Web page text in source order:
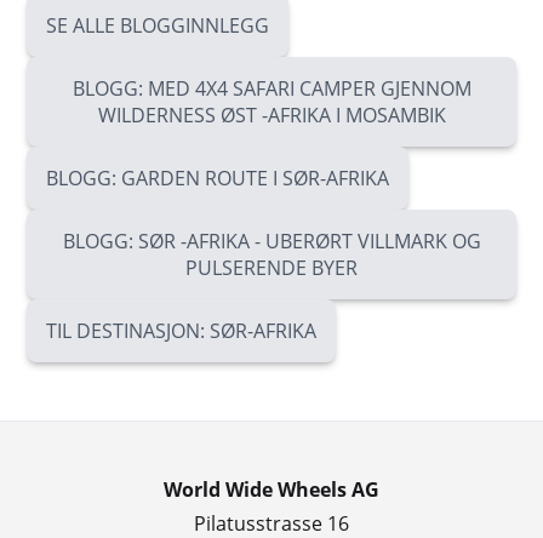
SE ALLE BLOGGINNLEGG
BLOGG: MED 4X4 SAFARI CAMPER GJENNOM
WILDERNESS ØST -AFRIKA I MOSAMBIK
BLOGG: GARDEN ROUTE I SØR-AFRIKA
BLOGG: SØR -AFRIKA - UBERØRT VILLMARK OG
PULSERENDE BYER
TIL DESTINASJON: SØR-AFRIKA
World Wide Wheels AG
Pilatusstrasse 16